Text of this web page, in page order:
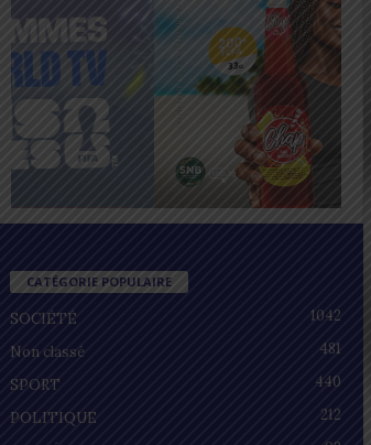
CATÉGORIE POPULAIRE
SOCIÉTÉ
1042
Non classé
481
SPORT
440
POLITIQUE
212